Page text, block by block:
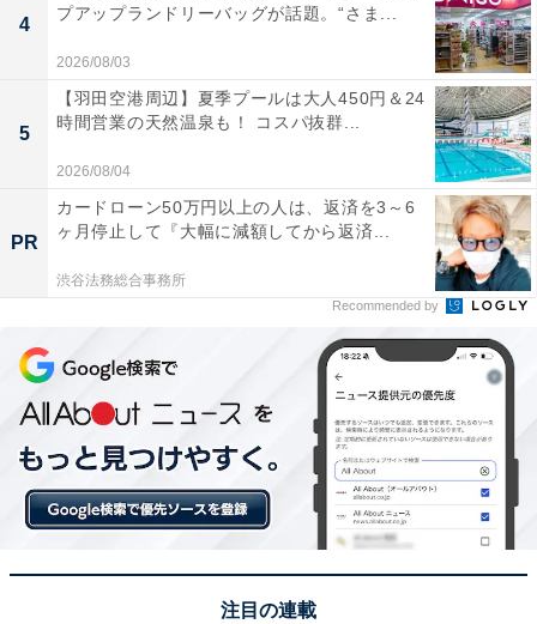
4
プアップランドリーバッグが話題。“さま...
2026/08/03
5
【羽田空港周辺】夏季プールは大人450円＆24
時間営業の天然温泉も！ コスパ抜群...
2026/08/04
PR
カードローン50万円以上の人は、返済を3～6
ヶ月停止して『大幅に減額してから返済...
渋谷法務総合事務所
Recommended by
注目の連載